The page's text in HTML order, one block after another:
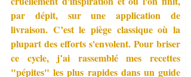
par dépit, sur une application de
livraison. C’est le piège classique où la
plupart des efforts s'envolent. Pour briser
ce cycle, j’ai rassemblé mes recettes
"pépites" les plus rapides dans un guide